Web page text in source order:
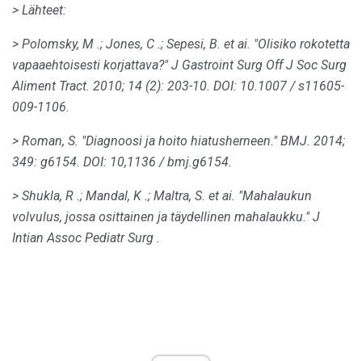
> Lähteet:
> Polomsky, M .; Jones, C .; Sepesi, B. et ai. "Olisiko rokotetta
vapaaehtoisesti korjattava?"J Gastroint Surg Off J Soc Surg
Aliment Tract. 2010; 14 (2): 203-10. DOI: 10.1007 / s11605-
009-1106.
> Roman, S. "Diagnoosi ja hoito hiatusherneen."BMJ. 2014;
349: g6154. DOI: 10,1136 / bmj.g6154.
> Shukla, R .; Mandal, K .; Maltra, S. et ai. "Mahalaukun
volvulus, jossa osittainen ja täydellinen mahalaukku." J
Intian Assoc Pediatr Surg .